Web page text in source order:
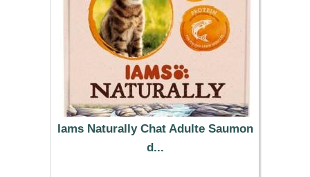
Iams Naturally Chat Adulte Saumon
d...